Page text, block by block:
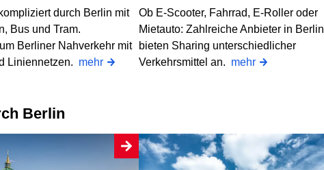
durch Berlin mit
Bus und Tram.
Berliner Nahverkehr mit
Liniennetzen. mehr
Ob E-Scooter, Fahrrad, E-Roller oder
Mietauto: Zahlreiche Anbieter in Berlin
bieten Sharing unterschiedlicher
Verkehrsmittel an. mehr
Berlin